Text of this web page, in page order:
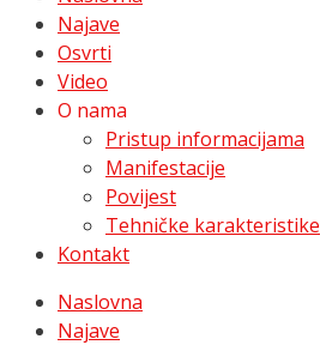
Najave
Osvrti
Video
O nama
Pristup informacijama
Manifestacije
Povijest
Tehničke karakteristike
Kontakt
Naslovna
Najave